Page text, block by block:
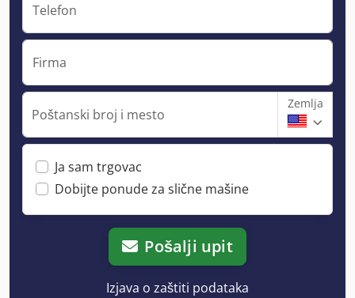
Telefon
Firma
Poštanski broj i mesto
Zemlja
Ja sam trgovac
Dobijte ponude za slične mašine
Pošalji upit
Izjava o zaštiti podataka